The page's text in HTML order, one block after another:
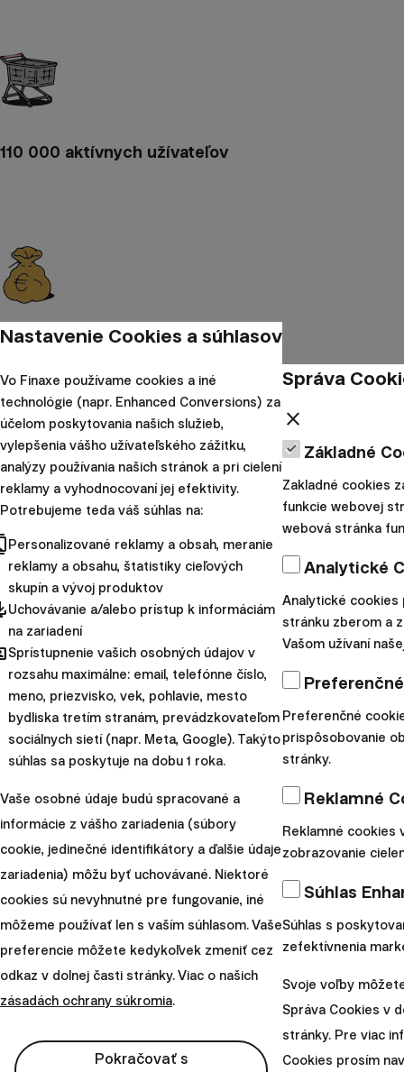
110 000 aktívnych užívateľov
1,66 miliárd pod správou
9 krajín
Riešenie pre každé odvetvie
Spoločnosti, pre ktoré je naše riešenie ako stvorené.
Finanční poradcovia
Ste finančný sprostredkovateľ a máte záujem o rozšírenie
Vašej ponuky tým, že klientom ponúknete vlastné riadené
portfóliá? IaaS je tu pre Vás! Odlíšte sa od konkurencie a
diverzifikujte zdroje Vašich tržieb vlastnými portfóliami bez
energie na získanie licencie a vývoj vlastných systémov.
Banky
Pri hľadaní banky už ľudia požadujú viac ako len bežný účet a
platobnú kartu. Jedným zo spôsobov, ako ponúknuť plnú
škálu finančných služieb na jednom mieste, je umožniť
Fintech
Nastavenie Cookies a súhlasov
Vo Finaxe používame cookies a iné
technológie (napr. Enhanced Conversions) za
účelom poskytovania našich služieb,
vylepšenia vášho užívateľského zážitku,
analýzy používania našich stránok a pri cielení
reklamy a vyhodnocovaní jej efektivity.
Potrebujeme teda váš súhlas na:
Personalizované reklamy a obsah, meranie
reklamy a obsahu, štatistiky cieľových
skupín a vývoj produktov
Uchovávanie a/alebo prístup k informáciám
na zariadení
Sprístupnenie vašich osobných údajov v
rozsahu maximálne: email, telefónne číslo,
meno, priezvisko, vek, pohlavie, mesto
bydliska tretím stranám, prevádzkovateľom
sociálnych sietí (napr. Meta, Google). Takýto
súhlas sa poskytuje na dobu 1 roka.
Vaše osobné údaje budú spracované a
informácie z vášho zariadenia (súbory
cookie, jedinečné identifikátory a ďalšie údaje
zariadenia) môžu byť uchovávané. Niektoré
cookies sú nevyhnutné pre fungovanie, iné
môžeme používať len s vaším súhlasom. Vaše
preferencie môžete kedykoľvek zmeniť cez
odkaz v dolnej časti stránky. Viac o našich
zásadách ochrany súkromia.
Pokračovať s
Správa
close
Základné
Zakladné cookies
funkcie webovej
webová stránka
Analytické
Analytické cookies
stránku zberom a
Vašom užívaní
Preferenčné
prispôsobovanie
stránky.
Reklamné
Reklamné cookies
zobrazovanie
Súhlas
Súhlas s
zefektívnenia
Svoje voľby
Správa Cookies v
stránky. Pre viac
Cookies prosím